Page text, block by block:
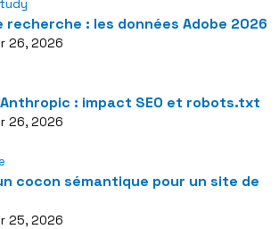
recherche : les données Adobe 2026
26, 2026
: impact SEO et robots.txt
26, 2026
cocon sémantique pour un site de
25, 2026